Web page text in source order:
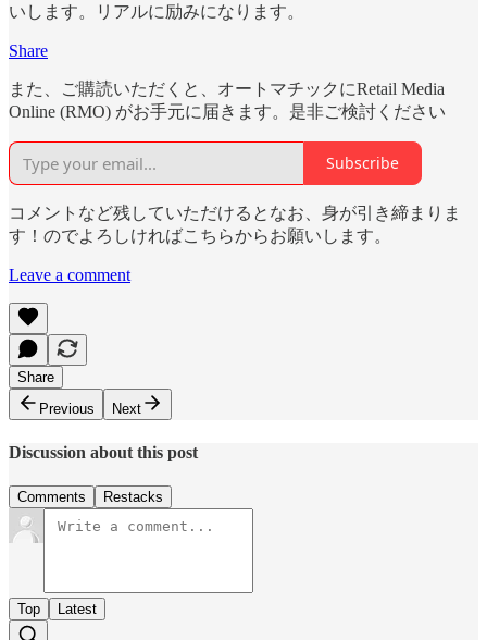
いします。リアルに励みになります。
Share
また、ご購読いただくと、オートマチックにRetail Media
Online (RMO) がお手元に届きます。是非ご検討ください
Subscribe
コメントなど残していただけるとなお、身が引き締まりま
す！のでよろしければこちらからお願いします。
Leave a comment
Share
Previous
Next
Discussion about this post
Comments Restacks
Top Latest